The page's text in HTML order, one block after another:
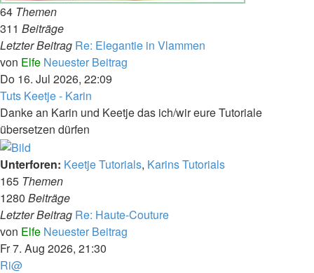
64 Themen
311 Beiträge
Letzter Beitrag Re: Elegantie in Vlammen
von Elfe Neuester Beitrag
Do 16. Jul 2026, 22:09
Tuts Keetje - Karin
Danke an Karin und Keetje das ich/wir eure Tutoriale
übersetzen dürfen
Unterforen: Keetje Tutorials, Karins Tutorials
165 Themen
1280 Beiträge
Letzter Beitrag Re: Haute-Couture
von Elfe Neuester Beitrag
Fr 7. Aug 2026, 21:30
Ri@